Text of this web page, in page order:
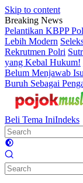
Skip to content
Breaking News
Pelantikan KBPP
Lebih Modern
Rekrutmen Polri
yang Kebal Hukum!
Belum Menjawab
Buruh Sebagai
Beli Tema IniIndeks